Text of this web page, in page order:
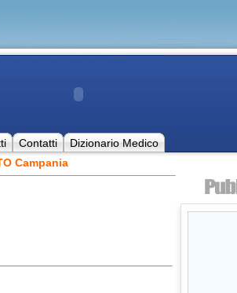
Contatti
Dizionario Medico
Campania